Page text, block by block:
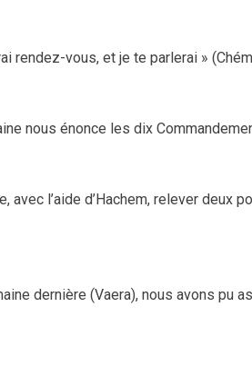
rendez-vous, et je te parlerai »
nous énonce les dix
avec l’aide d’Hachem, relever deux
dernière (Vaera), nous avons pu